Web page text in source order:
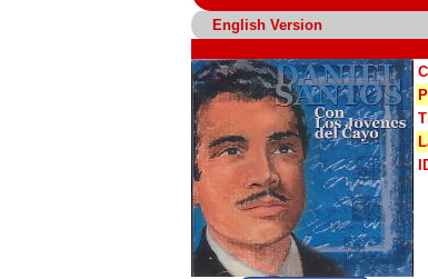
English Version